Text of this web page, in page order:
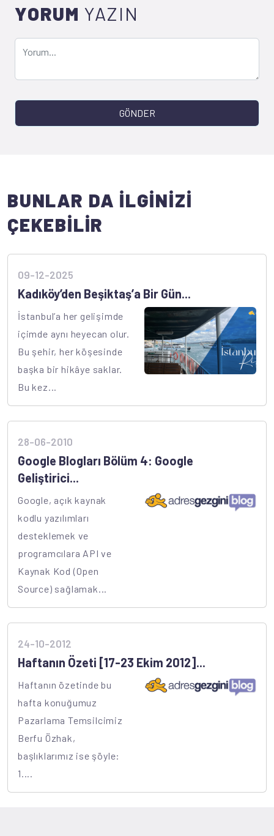
YORUM YAZIN
GÖNDER
BUNLAR DA İLGİNİZİ
ÇEKEBİLİR
09-12-2025
Kadıköy’den Beşiktaş’a Bir Gün...
İstanbul’a her gelişimde
içimde aynı heyecan olur.
Bu şehir, her köşesinde
başka bir hikâye saklar.
Bu kez...
28-06-2010
Google Blogları Bölüm 4: Google
Geliştirici...
Google, açık kaynak
kodlu yazılımları
desteklemek ve
programcılara API ve
Kaynak Kod (Open
Source) sağlamak...
24-10-2012
Haftanın Özeti [17-23 Ekim 2012]...
Haftanın özetinde bu
hafta konuğumuz
Pazarlama Temsilcimiz
Berfu Özhak,
başlıklarımız ise şöyle:
1....